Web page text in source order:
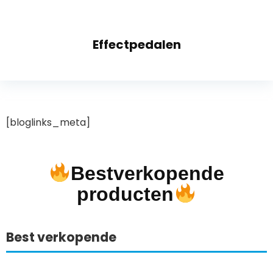
Effectpedalen
[bloglinks_meta]
Bestverkopende
producten
Best verkopende